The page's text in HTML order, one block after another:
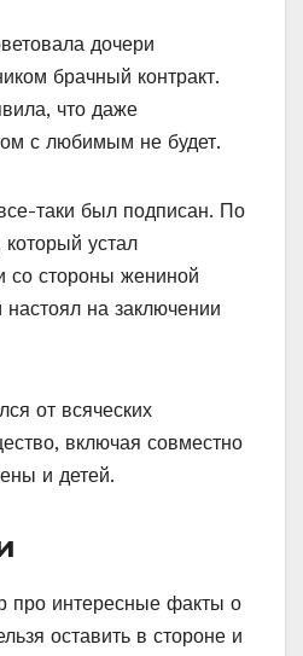
дочери
брачный контракт.
что даже
с любимым не будет.
таки был подписан. По
устал
со стороны жениной
на заключении
от всяческих
включая совместно
и детей.
про интересные факты о
оставить в стороне и